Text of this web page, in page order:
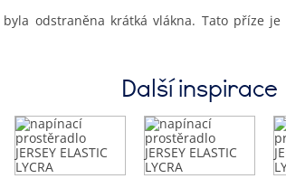
odstraněna krátká vlákna. Tato příze
Další inspirace